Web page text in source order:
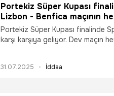
Portekiz Süper Kupası
Lizbon - Benfica maçının
Canlı Sohbet ve Şampiyon
Portekiz Süper Kupası finalinde
karşı karşıya geliyor. Dev maçın
31.07.2025 İddaa